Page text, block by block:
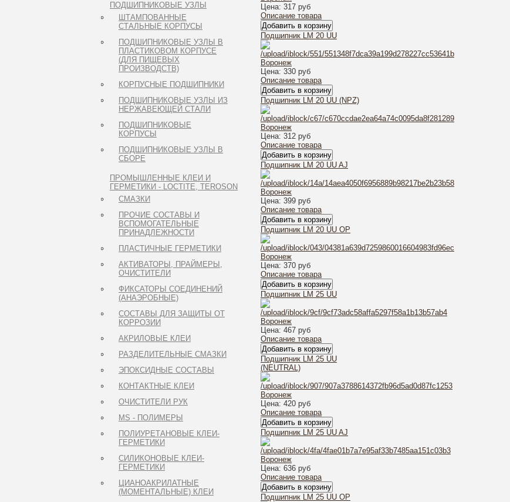
ПОДШИПНИКОВЫЕ УЗЛЫ
ШТАМПОВАННЫЕ
СТАЛЬНЫЕ КОРПУСЫ
ПОДШИПНИКОВЫЕ УЗЛЫ В
ПЛАСТИКОВОМ КОРПУСЕ
(ДЛЯ ПИЩЕВЫХ
ПРОИЗВОДСТВ)
КОРПУСНЫЕ ПОДШИПНИКИ
ПОДШИПНИКОВЫЕ УЗЛЫ ИЗ
НЕРЖАВЕЮЩЕЙ СТАЛИ
ПОДШИПНИКОВЫЕ
КОРПУСЫ
ПОДШИПНИКОВЫЕ УЗЛЫ В
СБОРЕ
ПРОМЫШЛЕННЫЕ КЛЕИ И
ГЕРМЕТИКИ - LOCTITE, TEROSON
СМАЗКИ
ПРОЧИЕ СОСТАВЫ И
ВСПОМОГАТЕЛЬНЫЕ
ПРИНАДЛЕЖНОСТИ
ПЛАСТИЧНЫЕ ГЕРМЕТИКИ
АКТИВАТОРЫ, ПРАЙМЕРЫ,
ОЧИСТИТЕЛИ
ФИКСАТОРЫ СОЕДИНЕНИЙ
(АНАЭРОБНЫЕ)
СОСТАВЫ ДЛЯ ЗАЩИТЫ ОТ
КОРРОЗИИ
АКРИЛОВЫЕ КЛЕИ
РАЗДЕЛИТЕЛЬНЫЕ СМАЗКИ
ЭПОКСИДНЫЕ СОСТАВЫ
КОНТАКТНЫЕ КЛЕИ
ОЧИСТИТЕЛИ РУК
MS - ПОЛИМЕРЫ
ПОЛИУРЕТАНОВЫЕ КЛЕИ-
ГЕРМЕТИКИ
СИЛИКОНОВЫЕ КЛЕИ-
ГЕРМЕТИКИ
ЦИАНОАКРИЛАТНЫЕ
(МОМЕНТАЛЬНЫЕ) КЛЕИ
Цена: 317 руб
Описание товара
Подшипник LM 20 UU
Цена: 330 руб
Описание товара
Подшипник LM 20 UU (NPZ)
Цена: 312 руб
Описание товара
Подшипник LM 20 UU AJ
Цена: 399 руб
Описание товара
Подшипник LM 20 UU OP
Цена: 370 руб
Описание товара
Подшипник LM 25 UU
Цена: 467 руб
Описание товара
Подшипник LM 25 UU
(NEUTRAL)
Цена: 420 руб
Описание товара
Подшипник LM 25 UU AJ
Цена: 636 руб
Описание товара
Подшипник LM 25 UU OP